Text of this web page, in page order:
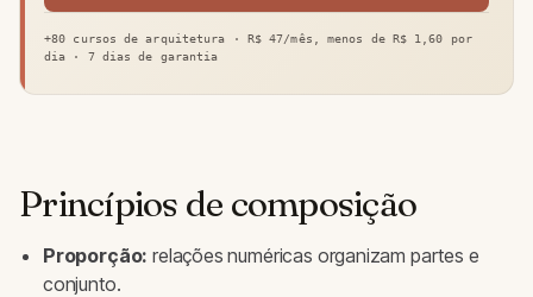
+80 cursos de arquitetura · R$ 47/mês, menos de R$ 1,60 por
dia · 7 dias de garantia
Princípios de composição
Proporção: relações numéricas organizam partes e
conjunto.